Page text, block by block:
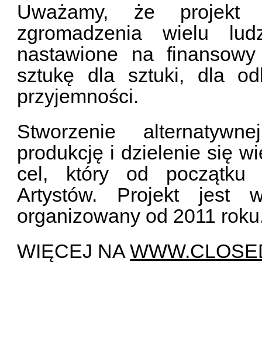
Uważamy, że
zgromadzenia wielu
nastawione na
sztukę dla sztuki, dla
przyjemności.
Stworzenie
produkcję i dzielenie się
cel, który od początku
Artystów. Projekt jest
organizowany od 2011
WIĘCEJ NA